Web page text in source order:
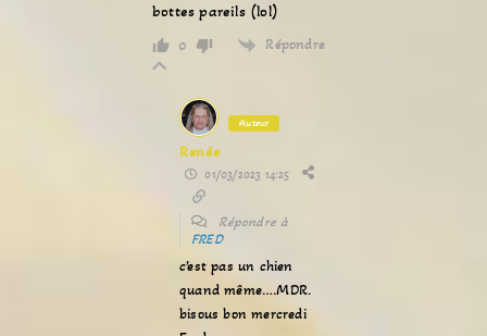
bottes pareils (lol)
0 Répondre
Auteur
Renée
01/03/2023 14:25
Répondre à
FRED
c’est pas un chien
quand même….MDR.
bisous bon mercredi